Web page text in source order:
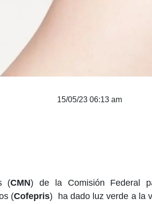
15/05/23 06:13 am
(CMN) de la Comisión Federal
(Cofepris) ha dado luz verde a la